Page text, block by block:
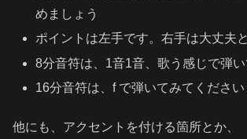
めましょう
ポイントは左手です。右手は大丈夫
8分音符は、1音1音、歌う感じで弾い
16分音符は、f で弾いてみてください
他にも、アクセントを付ける箇所とか、